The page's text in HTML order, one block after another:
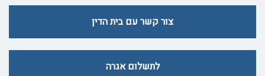
צור קשר עם בית הדין
לתשלום אגרה